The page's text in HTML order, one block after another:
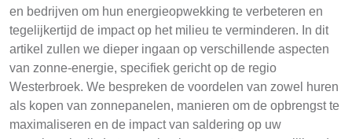
en bedrijven om hun energieopwekking te verbeteren en
tegelijkertijd de impact op het milieu te verminderen. In dit
artikel zullen we dieper ingaan op verschillende aspecten
van zonne-energie, specifiek gericht op de regio
Westerbroek. We bespreken de voordelen van zowel huren
als kopen van zonnepanelen, manieren om de opbrengst te
maximaliseren en de impact van saldering op uw